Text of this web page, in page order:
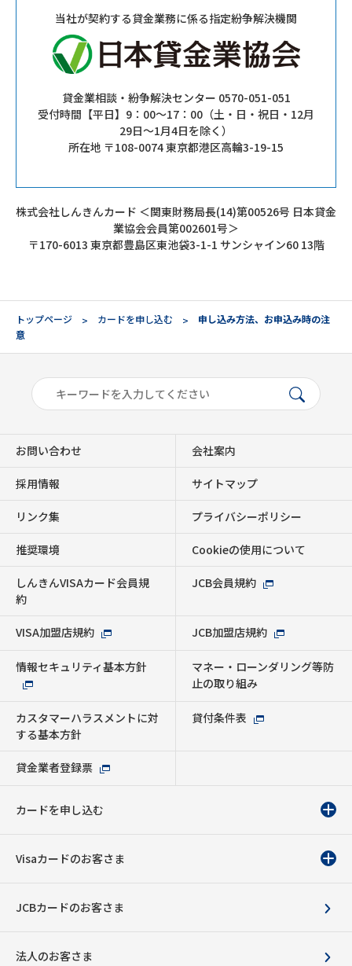
当社が契約する貸金業務に係る指定紛争解決機関
貸金業相談・紛争解決センター 0570-051-051
受付時間【平日】9：00～17：00（土・日・祝日・12月
29日～1月4日を除く）
所在地 〒108-0074 東京都港区高輪3-19-15
株式会社しんきんカード ＜関東財務局長(14)第00526号 日本貸金
業協会会員第002601号＞
〒170-6013 東京都豊島区東池袋3-1-1 サンシャイン60 13階
トップページ カードを申し込む
申し込み方法、お申込み時の注
意
お問い合わせ 会社案内
採用情報 サイトマップ
リンク集 プライバシーポリシー
推奨環境 Cookieの使用について
しんきんVISAカード会員規
約
JCB会員規約
VISA加盟店規約 JCB加盟店規約
情報セキュリティ基本方針
マネー・ローンダリング等防
止の取り組み
カスタマーハラスメントに対
する基本方針
貸付条件表
貸金業者登録票
カードを申し込む
Visaカードのお客さま
JCBカードのお客さま
法人のお客さま